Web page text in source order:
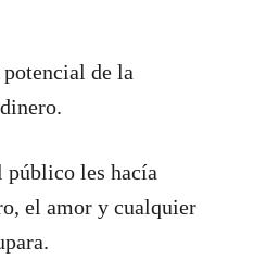
de la
público les hacía
el amor y cualquier